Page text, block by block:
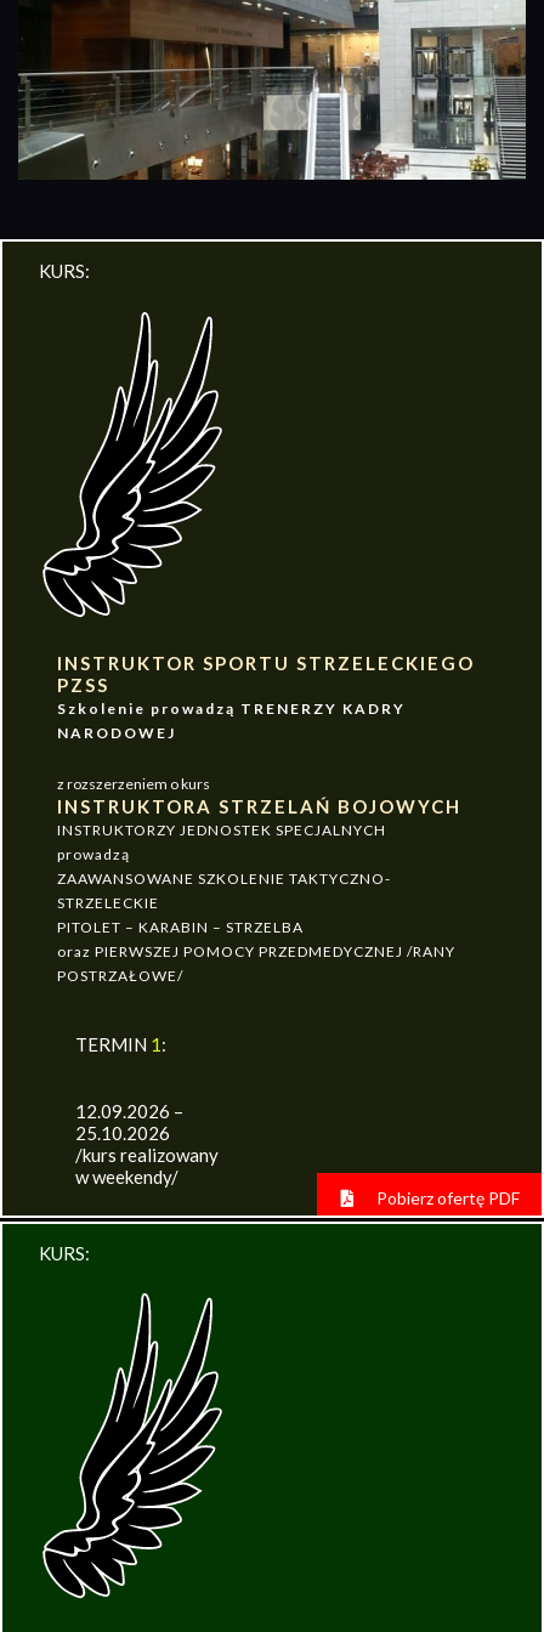
KURS:
INSTRUKTOR SPORTU STRZELECKIEGO
PZSS
Szkolenie prowadzą TRENERZY KADRY
NARODOWEJ
z rozszerzeniem o kurs
INSTRUKTORA STRZELAŃ BOJOWYCH
INSTRUKTORZY JEDNOSTEK SPECJALNYCH
prowadzą
ZAAWANSOWANE SZKOLENIE TAKTYCZNO-
STRZELECKIE
PITOLET – KARABIN – STRZELBA
oraz PIERWSZEJ POMOCY PRZEDMEDYCZNEJ /RANY
POSTRZAŁOWE/
TERMIN 1:
12.09.2026 –
25.10.2026
/kurs realizowany
w weekendy/
Pobierz ofertę PDF
KURS: